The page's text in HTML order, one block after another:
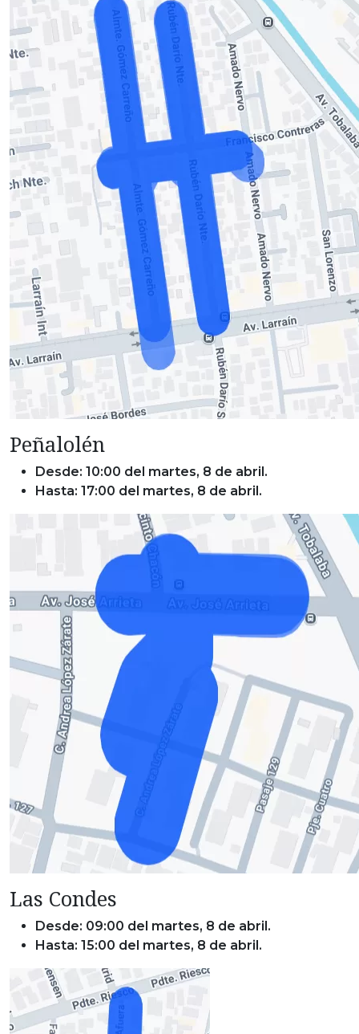
Peñalolén
Desde: 10:00 del martes, 8 de abril.
Hasta: 17:00 del martes, 8 de abril.
Las Condes
Desde: 09:00 del martes, 8 de abril.
Hasta: 15:00 del martes, 8 de abril.